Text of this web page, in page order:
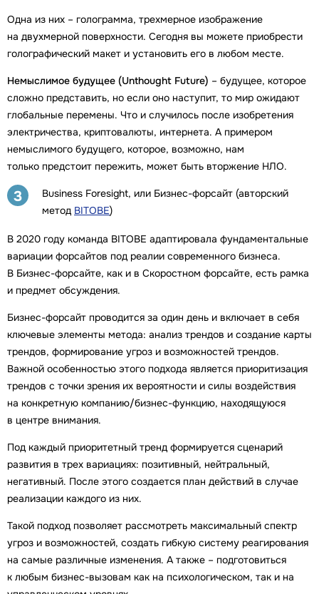
Одна из них – голограмма, трехмерное изображение
на двухмерной поверхности. Сегодня вы можете приобрести
голографический макет и установить его в любом месте.
Немыслимое будущее (Unthought Future) – будущее, которое
сложно представить, но если оно наступит, то мир ожидают
глобальные перемены. Что и случилось после изобретения
электричества, криптовалюты, интернета. А примером
немыслимого будущего, которое, возможно, нам
только предстоит пережить, может быть вторжение НЛО.
3
Business Foresight, или Бизнес-форсайт (авторский
метод BITOBE)
В 2020 году команда BITOBE адаптировала фундаментальные
вариации форсайтов под реалии современного бизнеса.
В Бизнес-форсайте, как и в Скоростном форсайте, есть рамка
и предмет обсуждения.
Бизнес-форсайт проводится за один день и включает в себя
ключевые элементы метода: анализ трендов и создание карты
трендов, формирование угроз и возможностей трендов.
Важной особенностью этого подхода является приоритизация
трендов с точки зрения их вероятности и силы воздействия
на конкретную компанию/бизнес-функцию, находящуюся
в центре внимания.
Под каждый приоритетный тренд формируется сценарий
развития в трех вариациях: позитивный, нейтральный,
негативный. После этого создается план действий в случае
реализации каждого из них.
Такой подход позволяет рассмотреть максимальный спектр
угроз и возможностей, создать гибкую систему реагирования
на самые различные изменения. А также – подготовиться
к любым бизнес-вызовам как на психологическом, так и на